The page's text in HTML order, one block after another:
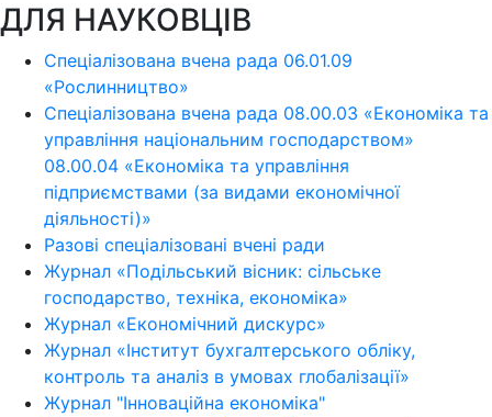
ДЛЯ НАУКОВЦІВ
Спеціалізована вчена рада 06.01.09
«Рослинництво»
Спеціалізована вчена рада 08.00.03 «Економіка та
управління національним господарством»
08.00.04 «Економіка та управління
підприємствами (за видами економічної
діяльності)»
Разові спеціалізовані вчені ради
Журнал «Подільський вісник: сільське
господарство, техніка, економіка»
Журнал «Економічний дискурс»
Журнал «Інститут бухгалтерського обліку,
контроль та аналіз в умовах глобалізації»
Журнал "Інноваційна економіка"